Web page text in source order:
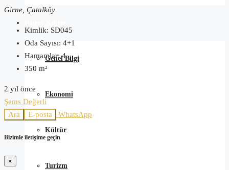
Genel Bilgi
Ekonomi
Kültür
Turizm
Girne, Çatalköy
Kimlik: SD045
Oda Sayısı: 4+1
Hamamlar: 4
350 m²
2 yıl önce
Şems Değerli
Ara
E-posta WhatsApp
Bizimle iletişime geçin
×